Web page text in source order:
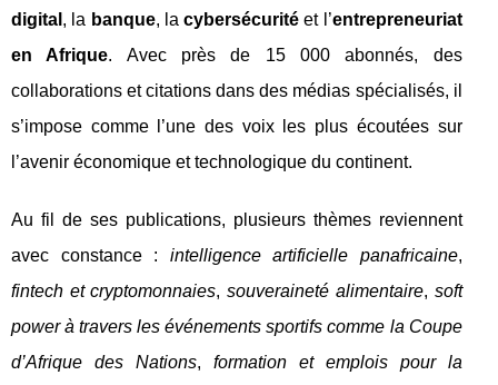
digital , la banque, lacybersécurité et l’entrepreneuriat
en Afrique. Avec près de 15 000 abonnés, des
collaborations et citations dans des médias spécialisés, il
s’impose comme l’une des voix les plus écoutées sur
l’avenir économique et technologique du continent.
Au fil de ses publications, plusieurs thèmes reviennent
avec constance : intelligence artificielle panafricaine,
fintech et cryptomonnaies,souveraineté alimentaire, soft
power à travers les événements sportifs comme la Coupe
d’Afrique des Nations, formation et emplois pour la